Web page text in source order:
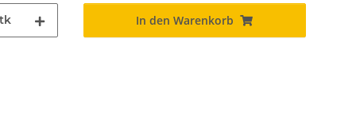
In den Warenkorb